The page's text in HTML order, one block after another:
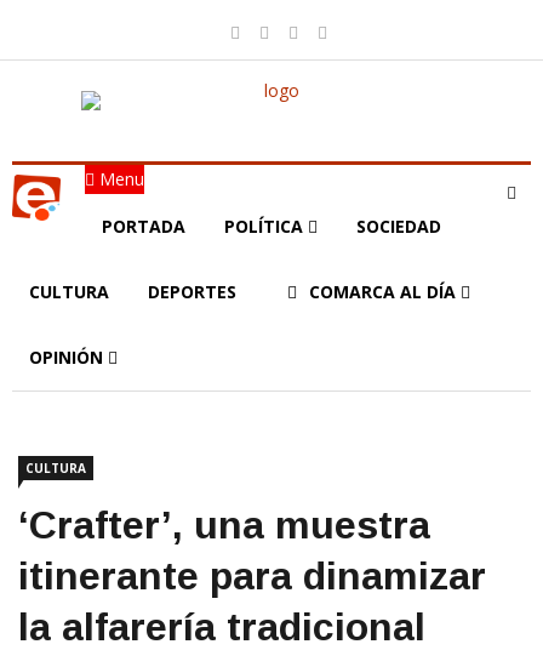
Menu
PORTADA POLÍTICA SOCIEDAD
CULTURA DEPORTES COMARCA AL DÍA
OPINIÓN
CULTURA
‘Crafter’, una muestra
itinerante para dinamizar
la alfarería tradicional